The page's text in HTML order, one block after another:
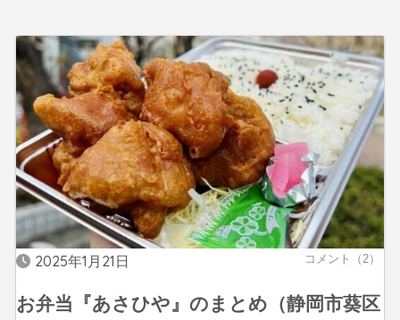
2025年1月21日 コメント（2）
お弁当『あさひや』のまとめ（静岡市葵区